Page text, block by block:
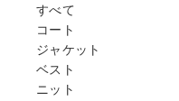
すべて
コート
ジャケット
ベスト
ニット